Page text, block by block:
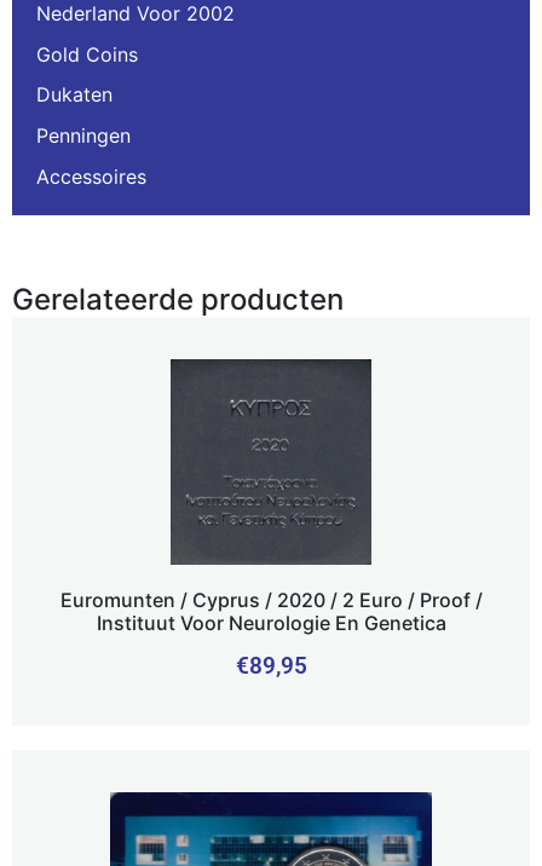
Nederland Voor 2002
Gold Coins
Dukaten
Penningen
Accessoires
Gerelateerde producten
Euromunten / Cyprus / 2020 / 2 Euro / Proof /
Instituut Voor Neurologie En Genetica
€89,95